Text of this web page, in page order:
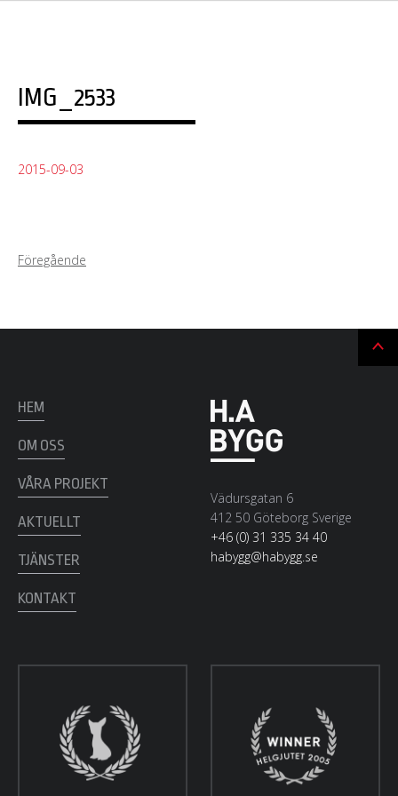
IMG_2533
2015-09-03
Föregående
HEM
OM OSS
VÅRA PROJEKT
AKTUELLT
TJÄNSTER
KONTAKT
Vädursgatan 6
412 50 Göteborg Sverige
+46 (0) 31 335 34 40
habygg@habygg.se